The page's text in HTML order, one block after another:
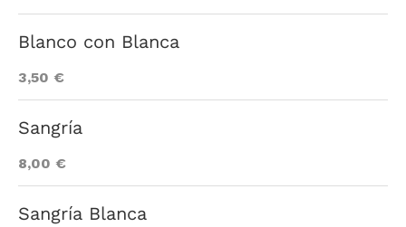
Blanco con Blanca
3,50 €
Sangría
8,00 €
Sangría Blanca